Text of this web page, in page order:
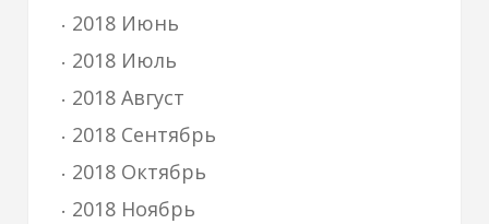
2018 Июнь
2018 Июль
2018 Август
2018 Сентябрь
2018 Октябрь
2018 Ноябрь